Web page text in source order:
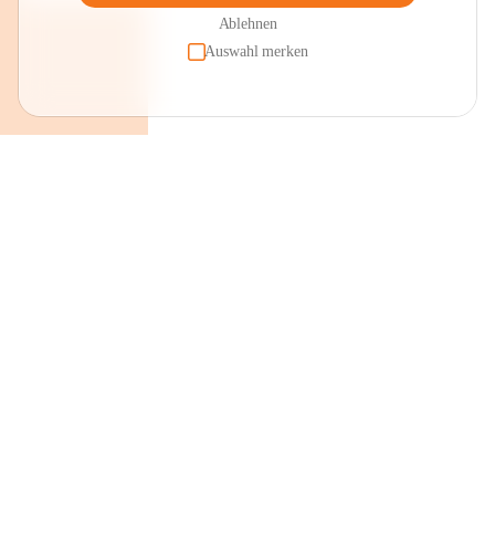
Ablehnen
Auswahl merken